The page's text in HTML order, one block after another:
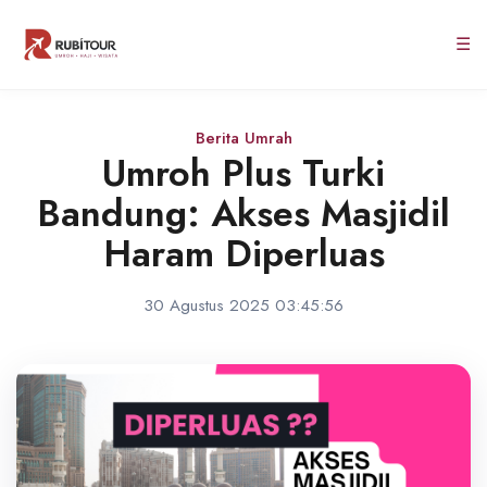
☰
Berita Umrah
Umroh Plus Turki
Bandung: Akses Masjidil
Haram Diperluas
30 Agustus 2025 03:45:56